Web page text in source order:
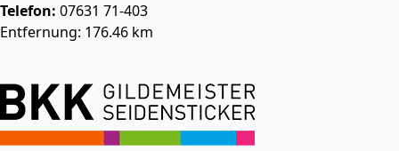
Telefon: 07631 71-403
Entfernung: 176.46 km